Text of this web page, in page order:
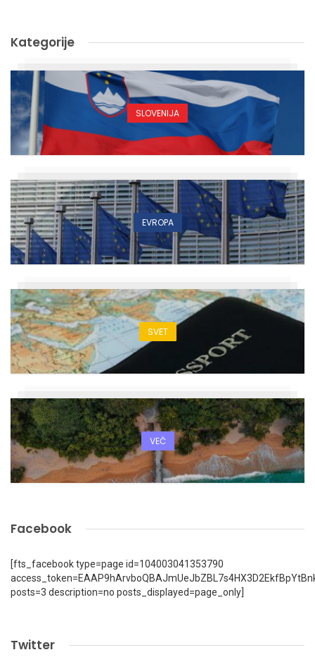
Kategorije
SLOVENIJA
EVROPA
SVET
VEČ
Facebook
[fts_facebook type=page id=104003041353790
posts=3 description=no posts_displayed=page_only]
Twitter